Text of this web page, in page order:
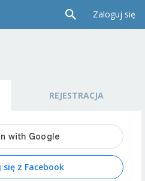
Zaloguj się
REJESTRACJA
się z Facebook